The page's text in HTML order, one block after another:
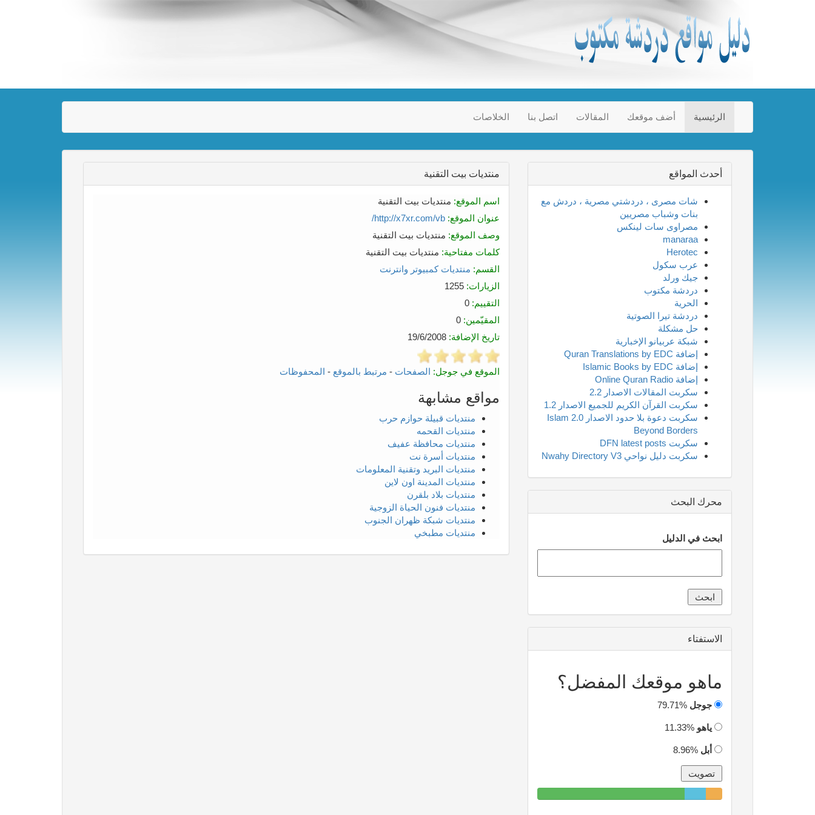
الرئيسية أضف موقعك المقالات اتصل بنا الخلاصات
منتديات بيت التقنية
اسم الموقع: منتديات بيت التقنية
عنوان الموقع: http://x7xr.com/vb/
وصف الموقع: منتديات بيت التقنية
كلمات مفتاحية: منتديات بيت التقنية
القسم: منتديات كمبيوتر وانترنت
الزيارات:
التقييم:
المقيّمين:
تاريخ الإضافة:
الموقع في جوجل: الصفحات - مرتبط بالموقع - المحفوظات
مواقع مشابهة
منتديات قبيلة حوازم حرب
منتديات القحمه
منتديات محافظة عفيف
منتديات أسرة نت
منتديات البريد وتقنية المعلومات
منتديات المدينة اون لاين
منتديات بلاد بلقرن
منتديات فنون الحياة الزوجية
منتديات شبكة ظهران الجنوب
منتديات مطبخي
أحدث المواقع
شات مصرى ، دردشتي مصرية ، دردش مع
بنات وشباب مصريين
مصراوى سات لينكس
manaraa
Herotec
عرب سكول
جيك ورلد
دردشة مكتوب
الحرية
دردشة تيرا الصوتية
حل مشكلة
شبكة عربيانو الإخبارية
إضافة Quran Translations by EDC
إضافة Islamic Books by EDC
إضافة Online Quran Radio
سكربت المقالات الاصدار 2.2
سكربت القرآن الكريم للجميع الاصدار 1.2
سكربت دعوة بلا حدود الاصدار 2.0 Islam
Beyond Borders
سكربت DFN latest posts
سكربت دليل نواحي Nwahy Directory V3
محرك البحث
ابحث في الدليل
الاستفتاء
ماهو موقعك المفضل؟
جوجل 79.71%
ياهو 11.33%
أبل 8.96%